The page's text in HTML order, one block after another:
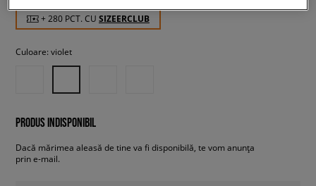
+ 280 PCT. CU SIZEERCLUB
Culoare: violet
PRODUS INDISPONIBIL
Dacă mărimea aleasă de tine va fi disponibilă, te vom anunța
prin e-mail.